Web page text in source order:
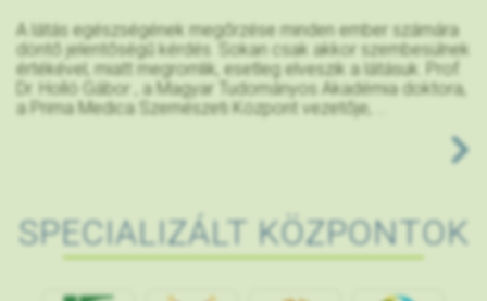
A látás egészségének megőrzése minden ember számára
döntő jelentőségű kérdés. Sokan csak akkor szembesülnek
értékével, miatt megromlik, esetleg elveszik a látásuk. Prof.
Dr. Holló Gábor , a Magyar Tudományos Akadémia doktora,
a Prima Medica Szemészeti Központ vezetője, ...
SPECIALIZÁLT KÖZPONTOK